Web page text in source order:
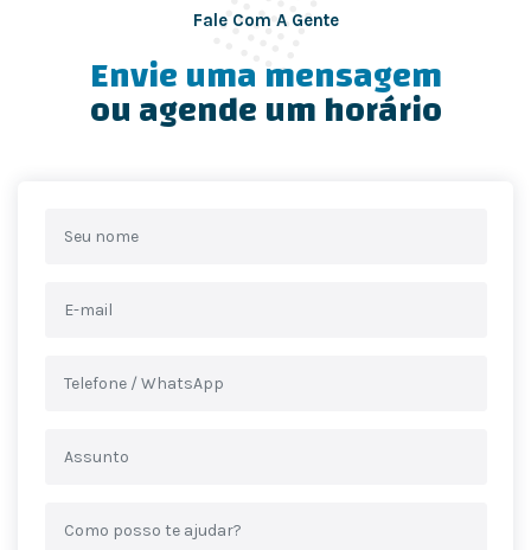
Fale Com A Gente
Envie uma mensagem
ou agende um horário